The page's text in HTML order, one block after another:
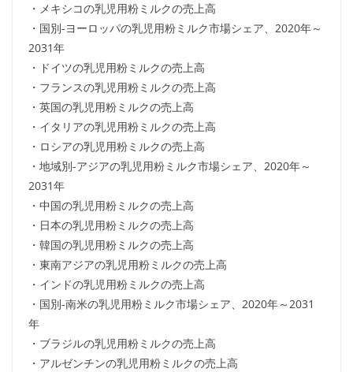
・メキシコの乳児用粉ミルクの売上高
・国別-ヨーロッパの乳児用粉ミルク市場シェア、2020年～
2031年
・ドイツの乳児用粉ミルクの売上高
・フランスの乳児用粉ミルクの売上高
・英国の乳児用粉ミルクの売上高
・イタリアの乳児用粉ミルクの売上高
・ロシアの乳児用粉ミルクの売上高
・地域別-アジアの乳児用粉ミルク市場シェア、2020年～
2031年
・中国の乳児用粉ミルクの売上高
・日本の乳児用粉ミルクの売上高
・韓国の乳児用粉ミルクの売上高
・東南アジアの乳児用粉ミルクの売上高
・インドの乳児用粉ミルクの売上高
・国別-南米の乳児用粉ミルク市場シェア、2020年～2031
年
・ブラジルの乳児用粉ミルクの売上高
・アルゼンチンの乳児用粉ミルクの売上高